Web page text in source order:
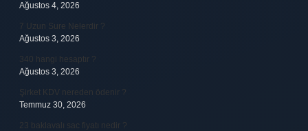
Ağustos 4, 2026
7 Uzun Sure Nelerdir ?
Ağustos 3, 2026
340 hangi hesaptır ?
Ağustos 3, 2026
Şirket KDV nereden ödenir ?
Temmuz 30, 2026
23 baklavalı sac fiyatı nedir ?